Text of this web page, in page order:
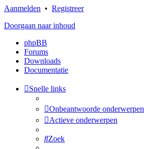
Aanmelden • Registreer
Doorgaan naar inhoud
phpBB
Forums
Downloads
Documentatie
Snelle links
Onbeantwoorde onderwerpen
Actieve onderwerpen
Zoek